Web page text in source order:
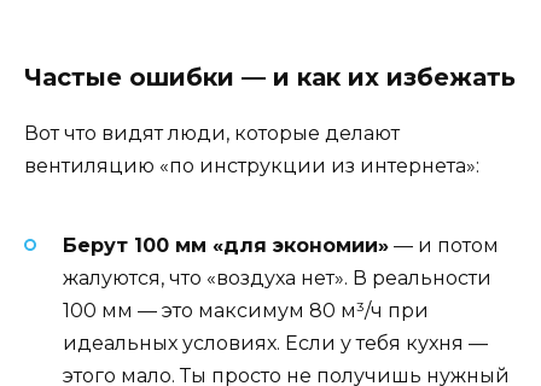
Частые ошибки — и как их избежать
Вот что видят люди, которые делают
вентиляцию «по инструкции из интернета»:
Берут 100 мм «для экономии» — и потом
жалуются, что «воздуха нет». В реальности
100 мм — это максимум 80 м³/ч при
идеальных условиях. Если у тебя кухня —
этого мало. Ты просто не получишь нужный